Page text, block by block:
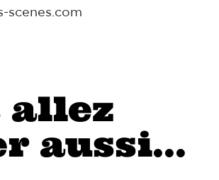
scenes.com
allez
aussi...